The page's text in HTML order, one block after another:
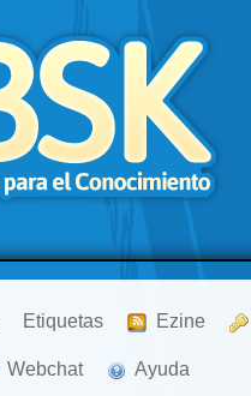
Etiquetas Ezine
Webchat Ayuda